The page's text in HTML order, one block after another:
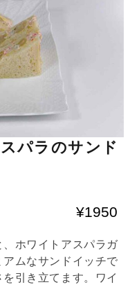
パラのサンド
¥1950
ホワイトアスパラガ
ムなサンドイッチで
引き立てます。ワイ